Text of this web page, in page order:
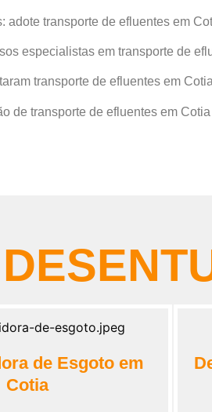
adote transporte de efluentes em
especialistas em transporte de
transporte de efluentes em
de transporte de efluentes em
de Esgoto em
Cotia